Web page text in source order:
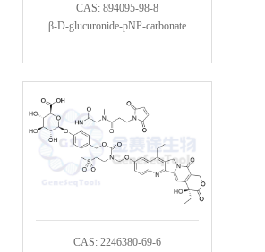
CAS: 894095-98-8
β-D-glucuronide-pNP-carbonate
CAS: 2246380-69-6